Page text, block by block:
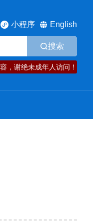
小程序 English
搜索
，谢绝未成年人访问！